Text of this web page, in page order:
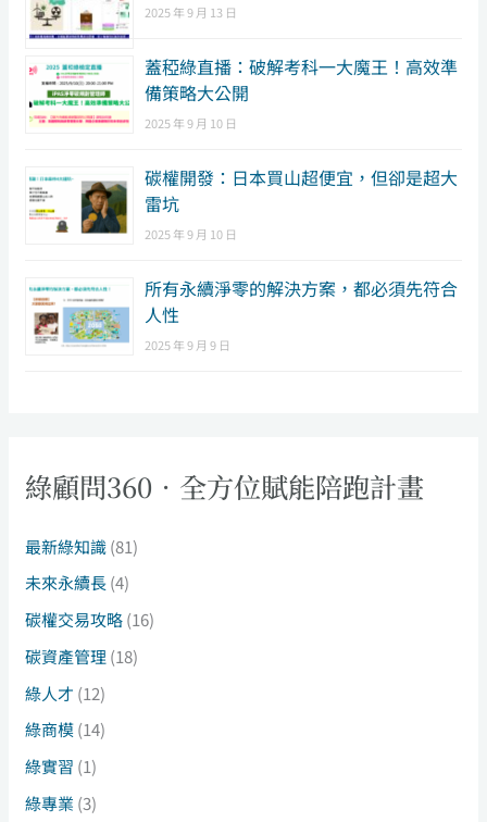
2025 年 9 月 13 日
蓋稏綠直播：破解考科一大魔王！高效準
備策略大公開
2025 年 9 月 10 日
碳權開發：日本買山超便宜，但卻是超大
雷坑
2025 年 9 月 10 日
所有永續淨零的解決方案，都必須先符合
人性
2025 年 9 月 9 日
綠顧問360．全方位賦能陪跑計畫
最新綠知識(81)
未來永續長(4)
碳權交易攻略(16)
碳資產管理 (18)
綠人才 (12)
綠商模(14)
綠實習 (1)
綠專業 (3)